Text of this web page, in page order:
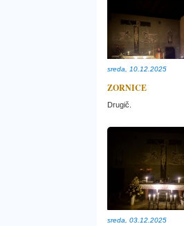
sreda, 10.12.2025
ZORNICE
Drugič.
sreda, 03.12.2025